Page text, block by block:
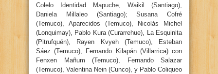
Colelo Identidad Mapuche, Waikil (Santiago),
Daniela Millaleo (Santiago); Susana Cofré
(Temuco), Aparecidos (Temuco), Nicolás Michel
(Lonquimay), Pablo Kura (Curarrehue), La Esquinita
(Pitrufquén), Rayen Kvyeh (Temuco), Esteban
Sáez (Temuco), Fernando Kilapán (Villarrica) con
Fenxen Mañum (Temuco), Fernando Salazar
(Temuco), Valentina Nein (Cunco), y Pablo Coliqueo